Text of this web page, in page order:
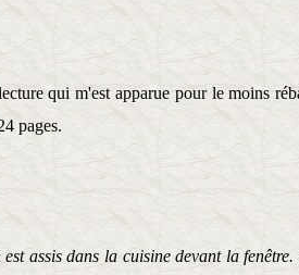
qui m'est apparue pour le moins
pages.
est assis dans la cuisine devant la